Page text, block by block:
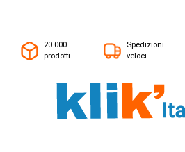
20.000
prodotti
Spedizioni
veloci